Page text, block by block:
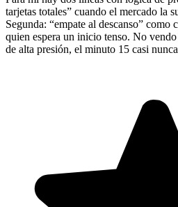
tarjetas totales” cuando el mercado la
Segunda: “empate al descanso” como
quien espera un inicio tenso. No
de alta presión, el minuto 15 casi